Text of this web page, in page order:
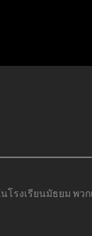
รงเรียนมัธยม พว